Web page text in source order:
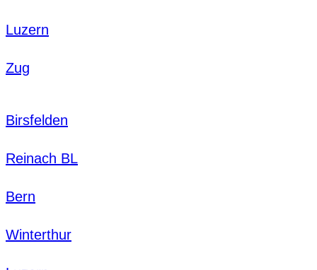
Luzern
Zug
Birsfelden
Reinach BL
Bern
Winterthur